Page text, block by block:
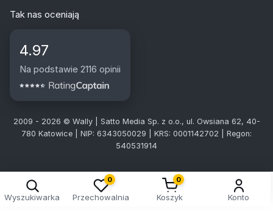
Tak nas oceniają
4.97
Na podstawie 2116 opinii
2009 - 2026 © Wally | Satto Media Sp. z o.o., ul. Owsiana 62, 40-
780 Katowice | NIP: 6343050029 | KRS: 0001142702 | Regon:
540531914
Wyszukiwarka
0
Przechowalnia
0
Koszyk Konto
Kreator doboru tablic